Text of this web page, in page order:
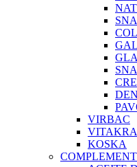
VIRBAC
KOSKA